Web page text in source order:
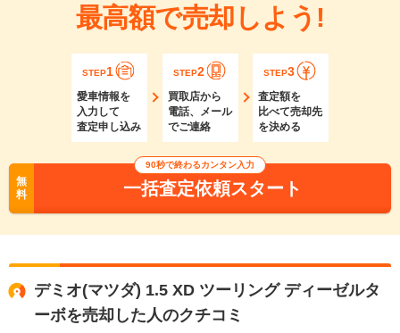
最高額で売却しよう!
STEP1
愛車情報を
入力して
査定申し込み
STEP2
買取店から
電話、メール
でご連絡
STEP3
査定額を
比べて売却先
を決める
無
料
90秒で終わるカンタン入力
一括査定依頼スタート
デミオ(マツダ) 1.5 XD ツーリング ディーゼルタ
ーボを売却した人のクチコミ